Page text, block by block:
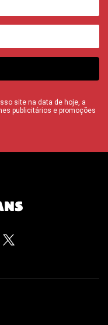
site na data de hoje, a
publicitários e promoções